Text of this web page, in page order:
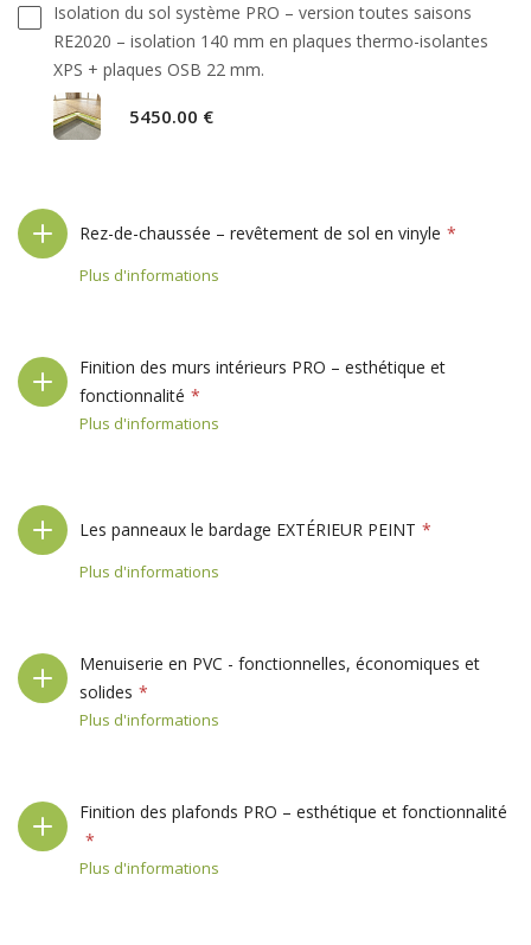
Isolation du sol système PRO – version toutes saisons
RE2020 – isolation 140 mm en plaques thermo-isolantes
XPS + plaques OSB 22 mm.
5450.00 €
Rez-de-chaussée – revêtement de sol en vinyle
Plus d'informations
Finition des murs intérieurs PRO – esthétique et
fonctionnalité
Plus d'informations
Les panneaux le bardage EXTÉRIEUR PEINT
Plus d'informations
Menuiserie en PVC - fonctionnelles, économiques et
solides
Plus d'informations
Finition des plafonds PRO – esthétique et fonctionnalité
Plus d'informations